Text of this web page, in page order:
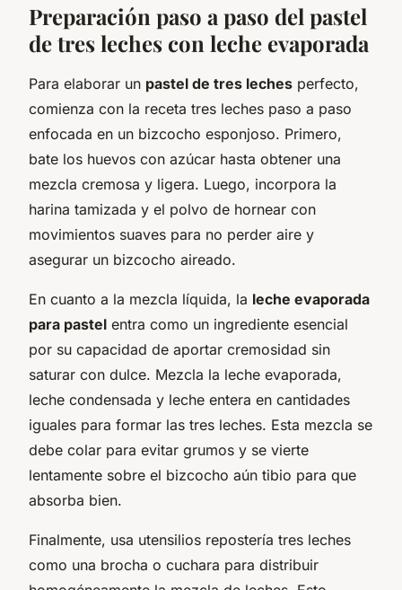
Preparación paso a paso del pastel
de tres leches con leche evaporada
Para elaborar un pastel de tres leches perfecto,
comienza con la receta tres leches paso a paso
enfocada en un bizcocho esponjoso. Primero,
bate los huevos con azúcar hasta obtener una
mezcla cremosa y ligera. Luego, incorpora la
harina tamizada y el polvo de hornear con
movimientos suaves para no perder aire y
asegurar un bizcocho aireado.
En cuanto a la mezcla líquida, la leche evaporada
para pastel entra como un ingrediente esencial
por su capacidad de aportar cremosidad sin
saturar con dulce. Mezcla la leche evaporada,
leche condensada y leche entera en cantidades
iguales para formar las tres leches. Esta mezcla se
debe colar para evitar grumos y se vierte
lentamente sobre el bizcocho aún tibio para que
absorba bien.
Finalmente, usa utensilios repostería tres leches
como una brocha o cuchara para distribuir